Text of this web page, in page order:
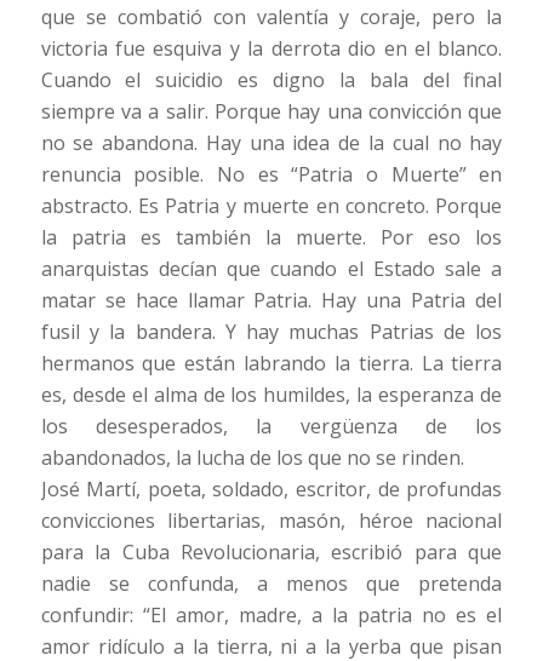
que se combatió con valentía y coraje, pero la
victoria fue esquiva y la derrota dio en el blanco.
Cuando el suicidio es digno la bala del final
siempre va a salir. Porque hay una convicción que
no se abandona. Hay una idea de la cual no hay
renuncia posible. No es “Patria o Muerte” en
abstracto. Es Patria y muerte en concreto. Porque
la patria es también la muerte. Por eso los
anarquistas decían que cuando el Estado sale a
matar se hace llamar Patria. Hay una Patria del
fusil y la bandera. Y hay muchas Patrias de los
hermanos que están labrando la tierra. La tierra
es, desde el alma de los humildes, la esperanza de
los desesperados, la vergüenza de los
abandonados, la lucha de los que no se rinden.
José Martí, poeta, soldado, escritor, de profundas
convicciones libertarias, masón, héroe nacional
para la Cuba Revolucionaria, escribió para que
nadie se confunda, a menos que pretenda
confundir: “El amor, madre, a la patria no es el
amor ridículo a la tierra, ni a la yerba que pisan